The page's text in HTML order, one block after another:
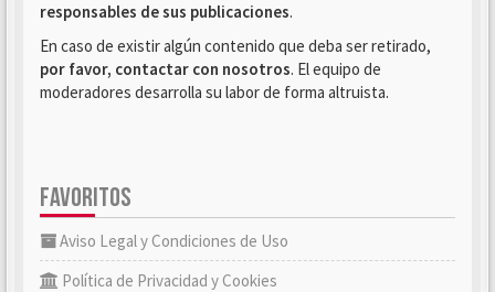
responsables de sus publicaciones.
En caso de existir algún contenido que deba ser retirado,
por favor, contactar con nosotros. El equipo de
moderadores desarrolla su labor de forma altruista.
FAVORITOS
Aviso Legal y Condiciones de Uso
Política de Privacidad y Cookies